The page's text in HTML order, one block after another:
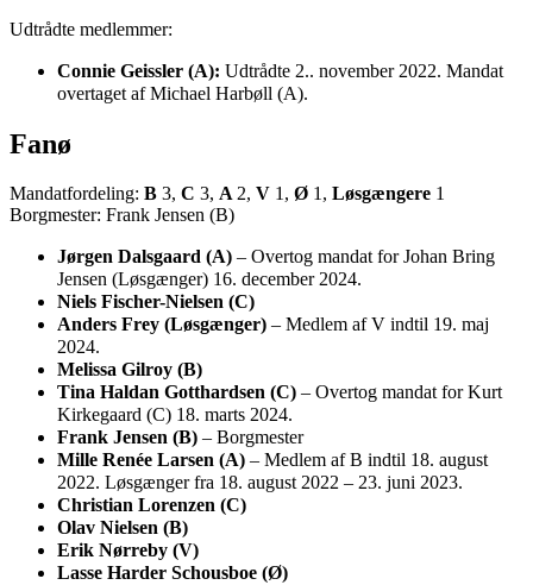
Udtrådte medlemmer:
Connie Geissler (A): Udtrådte 2.. november 2022. Mandat
overtaget af Michael Harbøll (A).
Fanø
Mandatfordeling: B 3, C 3, A2, V 1, Ø 1, Løsgængere 1
Borgmester: Frank Jensen (B)
Jørgen Dalsgaard (A) – Overtog mandat for Johan Bring
Jensen (Løsgænger) 16. december 2024.
Niels Fischer-Nielsen (C)
Anders Frey (Løsgænger) – Medlem af V indtil 19. maj
2024.
Melissa Gilroy (B)
Tina Haldan Gotthardsen (C) – Overtog mandat for Kurt
Kirkegaard (C) 18. marts 2024.
Frank Jensen (B) – Borgmester
Mille Renée Larsen (A) – Medlem af B indtil 18. august
2022. Løsgænger fra 18. august 2022 – 23. juni 2023.
Christian Lorenzen (C)
Olav Nielsen (B)
Erik Nørreby (V)
Lasse Harder Schousboe (Ø)